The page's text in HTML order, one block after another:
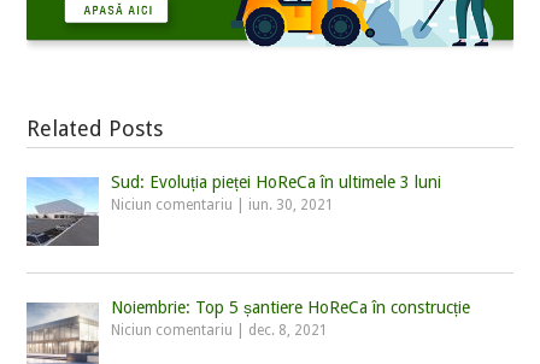
Related Posts
Sud: Evoluția pieței HoReCa în ultimele 3 luni
Niciun comentariu iun. 30, 2021
Noiembrie: Top 5 șantiere HoReCa în construcție
Niciun comentariu dec. 8, 2021